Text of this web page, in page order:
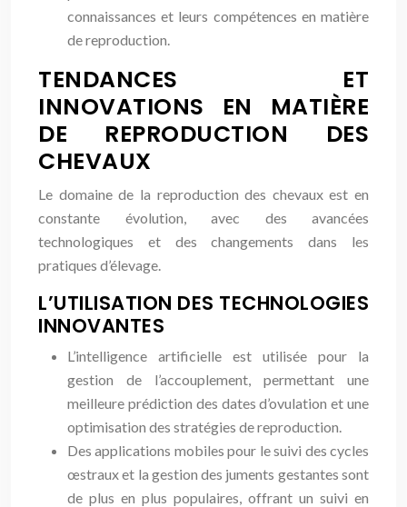
connaissances et leurs compétences en matière
de reproduction.
TENDANCES ET
INNOVATIONS EN MATIÈRE
DE REPRODUCTION DES
CHEVAUX
Le domaine de la reproduction des chevaux est en
constante évolution, avec des avancées
technologiques et des changements dans les
pratiques d’élevage.
L’UTILISATION DES TECHNOLOGIES
INNOVANTES
L’intelligence artificielle est utilisée pour la
gestion de l’accouplement, permettant une
meilleure prédiction des dates d’ovulation et une
optimisation des stratégies de reproduction.
Des applications mobiles pour le suivi des cycles
œstraux et la gestion des juments gestantes sont
de plus en plus populaires, offrant un suivi en